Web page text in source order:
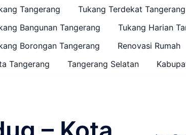
Tangerang
Tukang Terdekat Tangerang
Bangunan Tangerang
Tukang Harian
Borongan Tangerang
Renovasi Rumah
Tangerang
Tangerang Selatan